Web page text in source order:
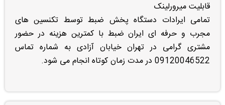
قابلیت میرورلینک
تمامی ایرادات دستگاه پخش ضبط توسط تکنسین های
مجرب و حرفه ای ایران ضبط با کمترین هزینه در حضور
مشتری گرامی در تهران خیابان آزادی به شماره تماس
09120046522 در مدت زمان کوتاه انجام می شود.